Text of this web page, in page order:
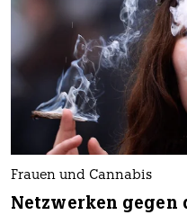
Frauen und Cannabis
Netzwerken gegen